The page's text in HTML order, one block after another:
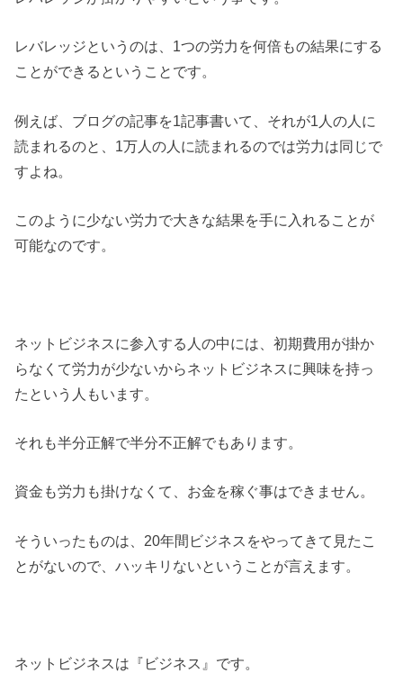
レバレッジというのは、1つの労力を何倍もの結果にする
ことができるということです。
例えば、ブログの記事を1記事書いて、それが1人の人に
読まれるのと、1万人の人に読まれるのでは労力は同じで
すよね。
このように少ない労力で大きな結果を手に入れることが
可能なのです。
ネットビジネスに参入する人の中には、初期費用が掛か
らなくて労力が少ないからネットビジネスに興味を持っ
たという人もいます。
それも半分正解で半分不正解でもあります。
資金も労力も掛けなくて、お金を稼ぐ事はできません。
そういったものは、20年間ビジネスをやってきて見たこ
とがないので、ハッキリないということが言えます。
ネットビジネスは『ビジネス』です。